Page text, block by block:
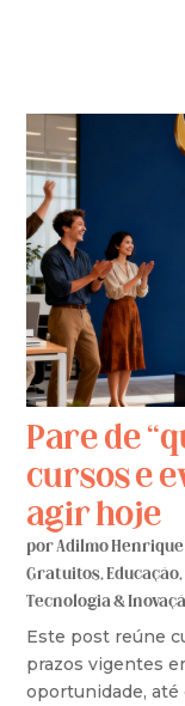
Pare de
cursos e
agir hoje
porAdilmo Henrique
Gratuitos,Educação,
Tecnologia &
Este post reúne
prazos vigentes
oportunidade, até